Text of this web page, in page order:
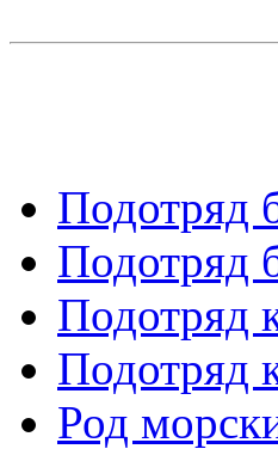
Подотряд
Подотряд
Подотряд
Подотряд
Род